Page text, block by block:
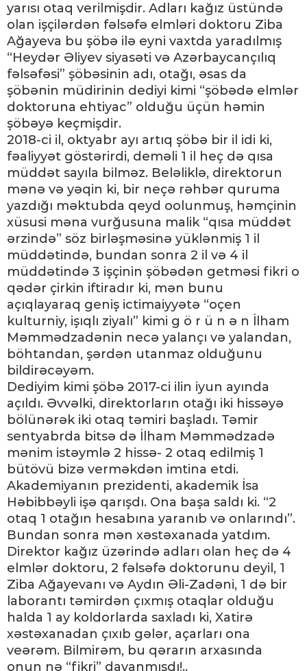
yarısı otaq verilmişdir. Adları kağız üstündə
olan işçilərdən fəlsəfə elmləri doktoru Ziba
Ağayeva bu şöbə ilə eyni vaxtda yaradılmış
“Heydər Əliyev siyasəti və Azərbaycançılıq
fəlsəfəsi” şöbəsinin adı, otağı, əsas da
şöbənin müdirinin dediyi kimi “şöbədə elmlər
doktoruna ehtiyac” olduğu üçün həmin
şöbəyə keçmişdir.
2018-ci il, oktyabr ayı artıq şöbə bir il idi ki,
fəaliyyət göstərirdi, deməli 1 il heç də qısa
müddət sayıla bilməz. Beləliklə, direktorun
mənə və yəqin ki, bir neçə rəhbər quruma
yazdığı məktubda qeyd oolunmuş, həmçinin
xüsusi məna vurğusuna malik “qısa müddət
ərzində” söz birləşməsinə yüklənmiş 1 il
müddətində, bundan sonra 2 il və 4 il
müddətində 3 işçinin şöbədən getməsi fikri o
qədər çirkin iftiradır ki, mən bunu
açıqlayaraq geniş ictimaiyyətə “oçen
kulturniy, işıqlı ziyalı” kimi g ö r ü n ə n İlham
Məmmədzadənin necə yalançı və yalandan,
böhtandan, şərdən utanmaz olduğunu
bildirəcəyəm.
Dediyim kimi şöbə 2017-ci ilin iyun ayında
açıldı. Əvvəlki, direktorların otağı iki hissəyə
bölünərək iki otaq təmiri başladı. Təmir
sentyabrda bitsə də İlham Məmmədzadə
mənim istəymlə 2 hissə- 2 otaq edilmiş 1
bütövü bizə verməkdən imtina etdi.
Akademiyanın prezidenti, akademik İsa
Həbibbəyli işə qarışdı. Ona başa saldı ki. “2
otaq 1 otağın hesabına yaranıb və onlarındı”.
Bundan sonra mən xəstəxanada yatdım.
Direktor kağız üzərində adları olan heç də 4
elmlər doktoru, 2 fəlsəfə doktorunu deyil, 1
Ziba Ağayevanı və Aydın Əli-Zadəni, 1 də bir
laborantı təmirdən çıxmış otaqlar olduğu
halda 1 ay koldorlarda saxladı ki, Xatirə
xəstəxanadan çıxıb gələr, açarları ona
veərəm. Bilmirəm, bu qərarın arxasında
onun nə “fikri” dayanmışdı!..